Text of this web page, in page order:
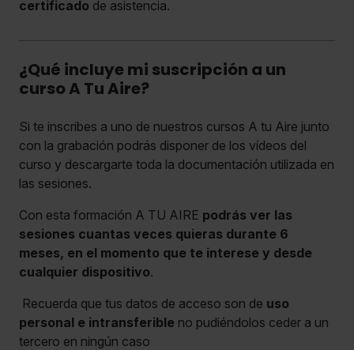
certificado de asistencia.
¿Qué incluye mi suscripción a un
curso A Tu Aire?
Si te inscribes a uno de nuestros cursos A tu Aire junto
con la grabación podrás disponer de los vídeos del
curso y descargarte toda la documentación utilizada en
las sesiones.
Con esta formación A TU AIRE podrás ver las
sesiones cuantas veces quieras durante 6
meses, en el momento que te interese y desde
cualquier dispositivo.
Recuerda que tus datos de acceso son de uso
personal e intransferible no pudiéndolos ceder a un
tercero en ningún caso